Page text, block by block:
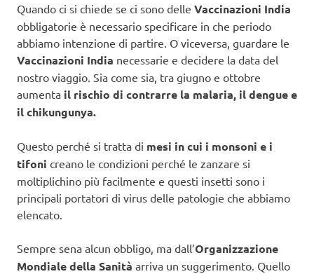
Quando ci si chiede se ci sono delle Vaccinazioni India
obbligatorie è necessario specificare in che periodo
abbiamo intenzione di partire. O viceversa, guardare le
Vaccinazioni India necessarie e decidere la data del
nostro viaggio. Sia come sia, tra giugno e ottobre
aumenta il rischio di contrarre la malaria, il dengue e
il chikungunya.
Questo perché si tratta di mesi in cui i monsoni e i
tifoni creano le condizioni perché le zanzare si
moltiplichino più facilmente e questi insetti sono i
principali portatori di virus delle patologie che abbiamo
elencato.
Sempre sena alcun obbligo, ma dall’Organizzazione
Mondiale della Sanità arriva un suggerimento. Quello